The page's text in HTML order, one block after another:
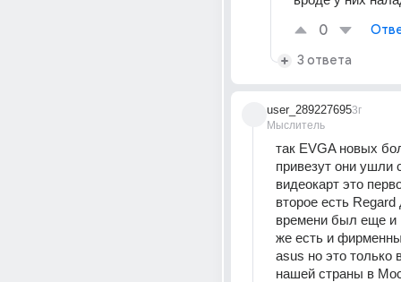
0
3 ответа
user_289227695
Мыслитель
3г
так EVGA новых
привезут они ушли
видеокарт это
второе есть Regard
времени был еще и
же есть и
asus но это только
нашей страны в